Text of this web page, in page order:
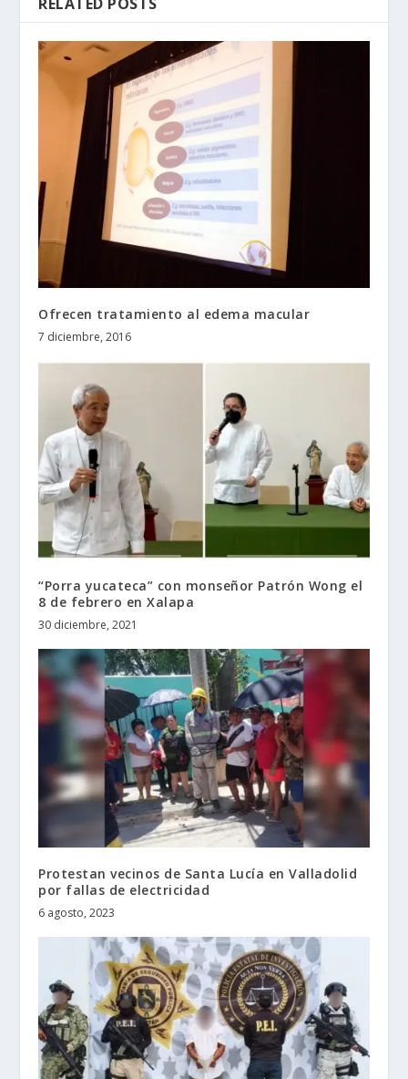
Ofrecen tratamiento al edema macular
7 diciembre, 2016
“Porra yucateca” con monseñor Patrón Wong el
8 de febrero en Xalapa
30 diciembre, 2021
Protestan vecinos de Santa Lucía en Valladolid
por fallas de electricidad
6 agosto, 2023